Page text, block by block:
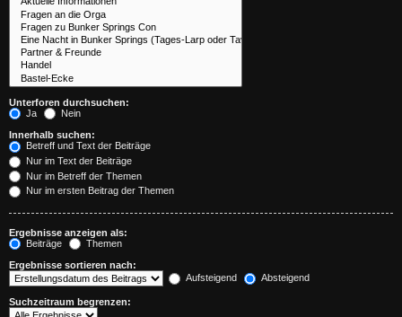
Unterforen durchsuchen:
Ja
Nein
Innerhalb suchen:
Betreff und Text der Beiträge
Nur im Text der Beiträge
Nur im Betreff der Themen
Nur im ersten Beitrag der Themen
Ergebnisse anzeigen als:
Beiträge
Themen
Ergebnisse sortieren nach:
Aufsteigend
Absteigend
Suchzeitraum begrenzen: